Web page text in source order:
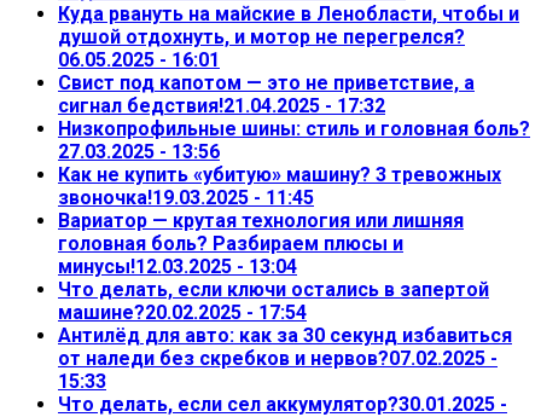
Куда рвануть на майские в Ленобласти, чтобы и
душой отдохнуть, и мотор не перегрелся?
06.05.2025 - 16:01
Свист под капотом — это не приветствие, а
сигнал бедствия!21.04.2025 - 17:32
Низкопрофильные шины: стиль и головная боль?
27.03.2025 - 13:56
Как не купить «убитую» машину? 3 тревожных
звоночка!19.03.2025 - 11:45
Вариатор — крутая технология или лишняя
головная боль? Разбираем плюсы и
минусы!12.03.2025 - 13:04
Что делать, если ключи остались в запертой
машине?20.02.2025 - 17:54
Антилёд для авто: как за 30 секунд избавиться
от наледи без скребков и нервов?07.02.2025 -
15:33
Что делать, если сел аккумулятор?30.01.2025 -